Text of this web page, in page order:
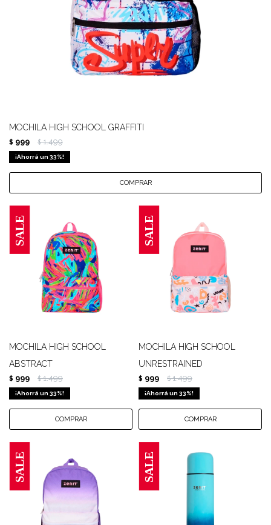
MOCHILA HIGH SCHOOL GRAFFITI
$ 999 $ 1.499
33
MOCHILA HIGH SCHOOL
ABSTRACT
$ 999 $ 1.499
33
MOCHILA HIGH SCHOOL
UNRESTRAINED
$ 999 $ 1.499
33